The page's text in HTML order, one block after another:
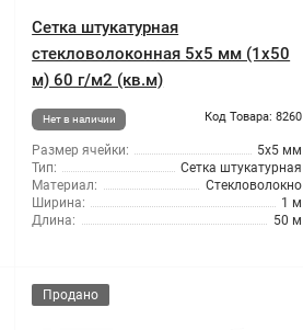
Сетка штукатурная
стекловолоконная 5x5 мм (1x50
м) 60 г/м2 (кв.м)
Нет в наличии Код Товара: 8260
Размер ячейки:
5x5 мм
Тип:
Сетка штукатурная
Материал:
Стекловолокно
Ширина:
1 м
Длина:
50 м
Продано